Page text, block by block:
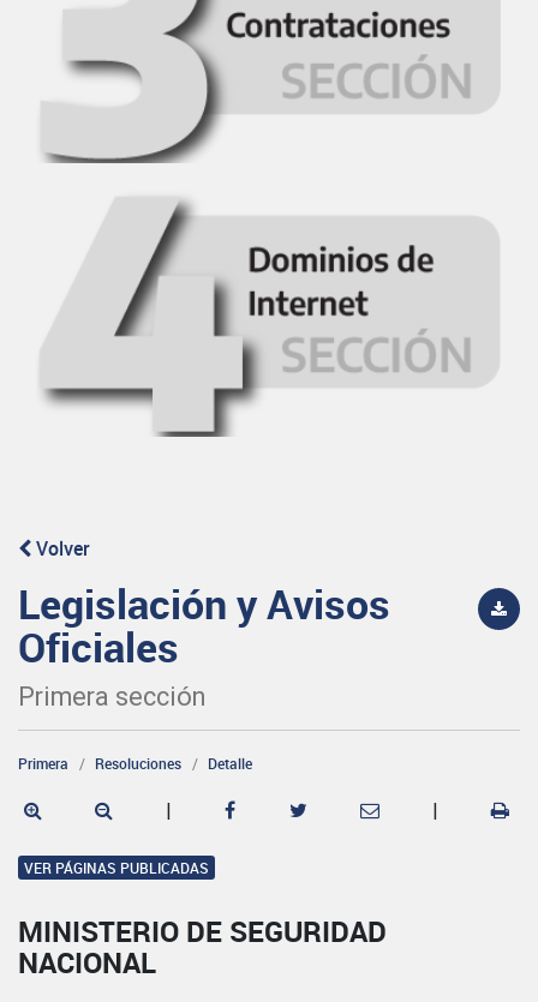
Volver
Legislación y Avisos
Oficiales
Primera sección
Primera Resoluciones Detalle
| |
VER PÁGINAS PUBLICADAS
MINISTERIO DE SEGURIDAD
NACIONAL